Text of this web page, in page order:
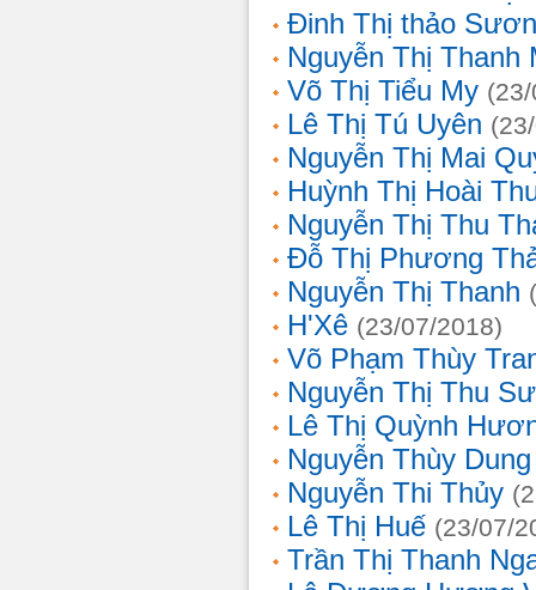
Đinh Thị thảo
Nguyễn Thị Thanh
Võ Thị Tiểu My
Lê Thị Tú Uyên
Nguyễn Thị Mai
Huỳnh Thị Hoài
Nguyễn Thị Thu
Đỗ Thị Phương
Nguyễn Thị Thanh
H'Xê (23/07/2018)
Võ Phạm Thùy
Nguyễn Thị Thu
Lê Thị Quỳnh
Nguyễn Thùy Dung
Nguyễn Thi Thủy
Lê Thị Huế (23/07/
Trần Thị Thanh